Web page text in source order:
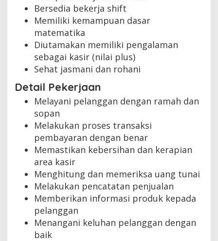
Bersedia bekerja shift
Memiliki kemampuan dasar
matematika
Diutamakan memiliki pengalaman
sebagai kasir (nilai plus)
Sehat jasmani dan rohani
Detail Pekerjaan
Melayani pelanggan dengan ramah dan
sopan
Melakukan proses transaksi
pembayaran dengan benar
Memastikan kebersihan dan kerapian
area kasir
Menghitung dan memeriksa uang tunai
Melakukan pencatatan penjualan
Memberikan informasi produk kepada
pelanggan
Menangani keluhan pelanggan dengan
baik